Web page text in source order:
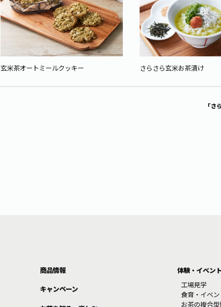
玄米茶オートミールクッキー さらさら玄米お茶漬け
「
商品情報
キャンペーン
体験・イベン
工場見学
食育・イベ
お茶の複合